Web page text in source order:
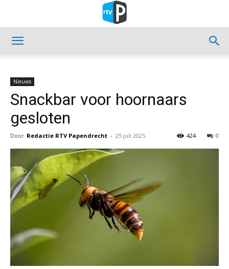
Nieuws
Snackbar voor hoornaars
gesloten
Door Redactie RTV Papendrecht - 25 juli 2025 0
424